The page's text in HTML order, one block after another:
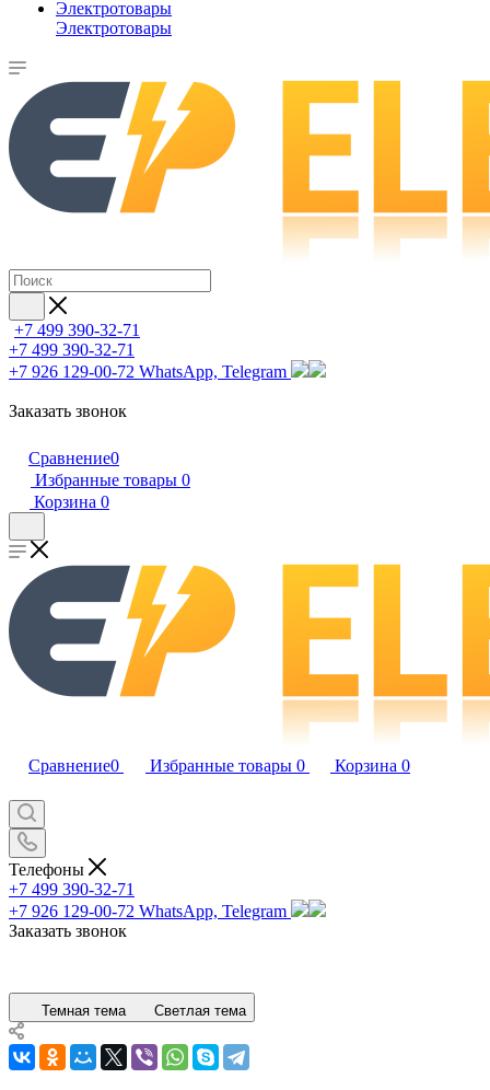
Электротовары
+7 499 390-32-71
+7 499 390-32-71
+7 926 129-00-72 WhatsApp, Telegram
Заказать звонок
Сравнение0
Избранные товары 0
Корзина 0
Сравнение0 Избранные товары 0 Корзина 0
Телефоны
+7 499 390-32-71
+7 926 129-00-72 WhatsApp, Telegram
Заказать звонок
Темная тема Светлая тема